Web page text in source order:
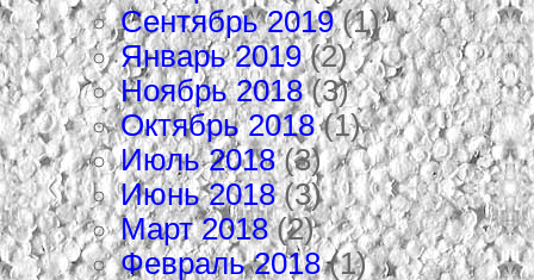
Сентябрь 2019(1)
Январь 2019(2)
Ноябрь 2018(3)
Октябрь 2018(1)
Июль 2018(3)
Июнь 2018(3)
Март 2018(2)
Февраль 2018(1)